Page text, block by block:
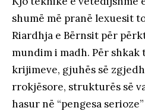
shumë më pranë lexuesit
Riardhja e Bërnsit për
mundim i madh. Për
krijimeve, gjuhës së
rrokjësore, strukturës së
hasur në “pengesa